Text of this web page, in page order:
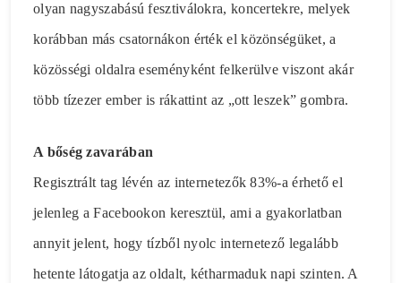
olyan nagyszabású fesztiválokra, koncertekre, melyek
korábban más csatornákon érték el közönségüket, a
közösségi oldalra eseményként felkerülve viszont akár
több tízezer ember is rákattint az „ott leszek” gombra.
A bőség zavarában
Regisztrált tag lévén az internetezők 83%-a érhető el
jelenleg a Facebookon keresztül, ami a gyakorlatban
annyit jelent, hogy tízből nyolc internetező legalább
hetente látogatja az oldalt, kétharmaduk napi szinten. A